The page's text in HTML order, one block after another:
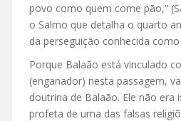
povo como quem come pão,”
o Salmo que detalha o quarto
da perseguição conhecida
Porque Balaão está vinculado
(enganador) nesta passagem,
doutrina de Balaão. Ele não era
profeta de uma das falsas